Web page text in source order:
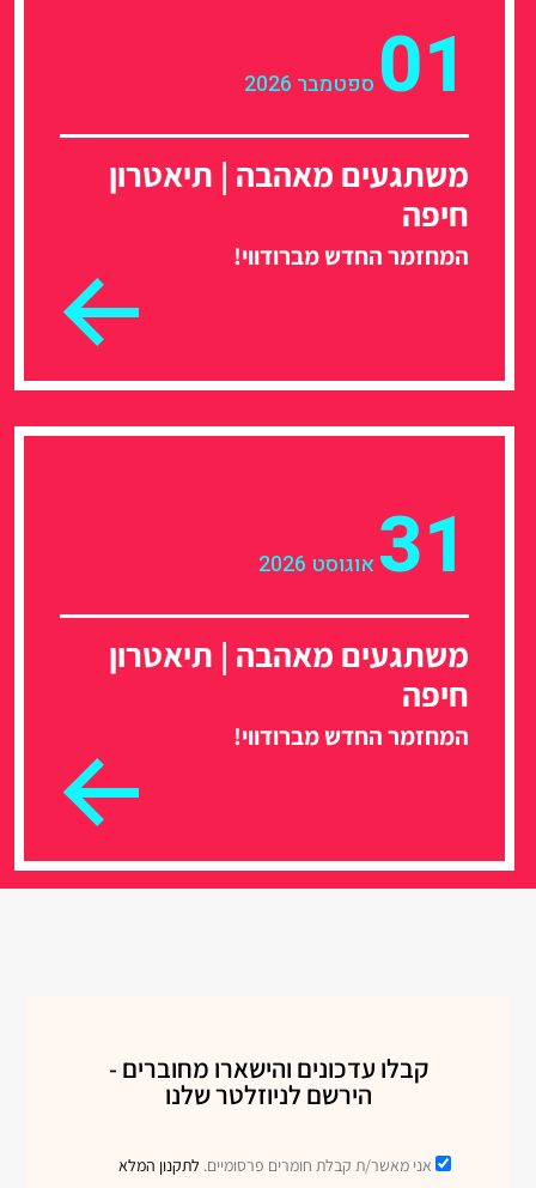
01 ספטמבר 2026
משתגעים מאהבה | תיאטרון
חיפה
המחזמר החדש מברודווי!
31 אוגוסט 2026
משתגעים מאהבה | תיאטרון
חיפה
המחזמר החדש מברודווי!
קבלו עדכונים והישארו מחוברים -
הירשם לניוזלטר שלנו
אני מאשר/ת קבלת חומרים פרסומיים. לתקנון המלא